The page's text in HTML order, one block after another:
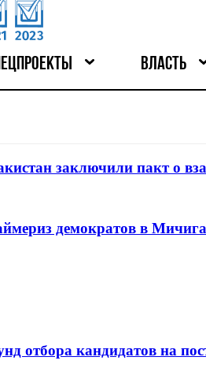
ВЛАСТЬ
заключили пакт о
демократов в
отбора кандидатов на